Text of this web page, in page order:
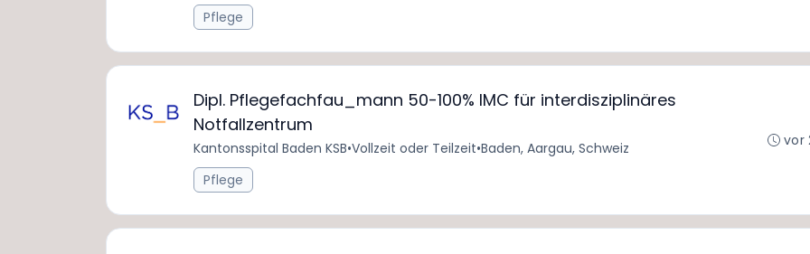
Pflege
Dipl. Pflegefachfau_mann 50-100% IMC für interdisziplinäres
Notfallzentrum
Kantonsspital Baden KSB•Vollzeit oder Teilzeit•Baden, Aargau, Schweiz
Pflege
vor